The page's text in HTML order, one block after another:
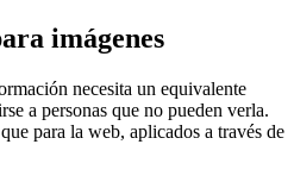
imágenes
necesita un equivalente
a personas que no pueden verla.
para la web, aplicados a través de